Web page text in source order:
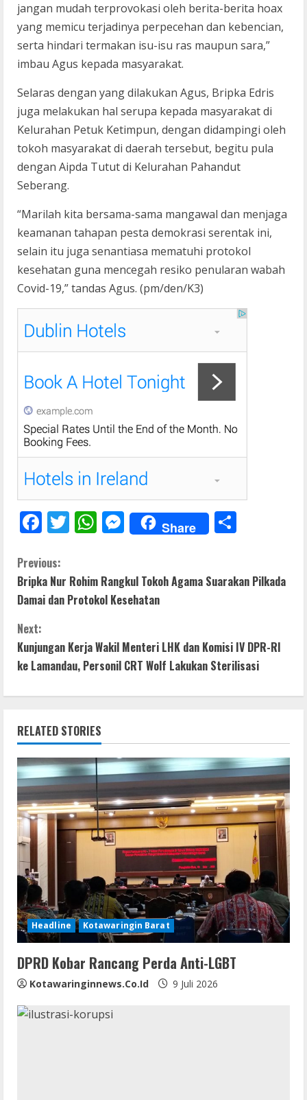
jangan mudah terprovokasi oleh berita-berita hoax
yang memicu terjadinya perpecehan dan kebencian,
serta hindari termakan isu-isu ras maupun sara,”
imbau Agus kepada masyarakat.
Selaras dengan yang dilakukan Agus, Bripka Edris
juga melakukan hal serupa kepada masyarakat di
Kelurahan Petuk Ketimpun, dengan didampingi oleh
tokoh masyarakat di daerah tersebut, begitu pula
dengan Aipda Tutut di Kelurahan Pahandut
Seberang.
“Marilah kita bersama-sama mangawal dan menjaga
keamanan tahapan pesta demokrasi serentak ini,
selain itu juga senantiasa mematuhi protokol
kesehatan guna mencegah resiko penularan wabah
Covid-19,” tandas Agus. (pm/den/K3)
F
e
b
o
k
T
er
W
s
A
p
M
e
e
n
er
Share
e
C
o
n
t
u
e
R
e
a
d
i
n
g
Previous:
Bripka Nur Rohim Rangkul Tokoh Agama Suarakan Pilkada
Damai dan Protokol Kesehatan
Next:
Kunjungan Kerja Wakil Menteri LHK dan Komisi IV DPR-RI
ke Lamandau, Personil CRT Wolf Lakukan Sterilisasi
RELATED STORIES
Headline Kotawaringin Barat
DPRD Kobar Rancang Perda Anti-LGBT
Kotawaringinnews.co.id 9 Juli 2026